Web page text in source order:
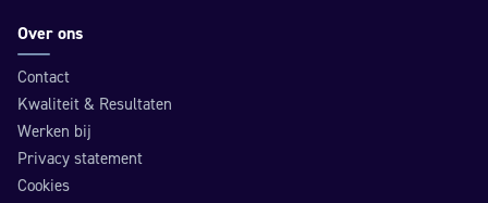
Over ons
Contact
Kwaliteit & Resultaten
Werken bij
Privacy statement
Cookies